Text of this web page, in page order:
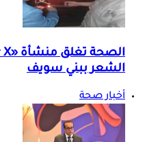
الشعر ببني سويف
أخبار صحة